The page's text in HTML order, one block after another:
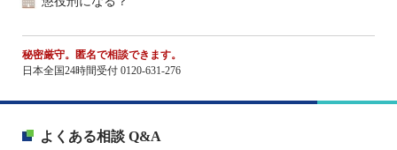
秘密厳守。匿名で相談できます。
日本全国24時間受付 0120-631-276
よくある相談 Q&A